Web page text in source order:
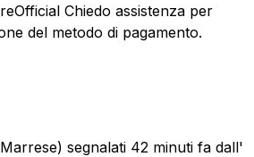
Chiedo assistenza per
del metodo di pagamento.
segnalati 42 minuti fa dall'